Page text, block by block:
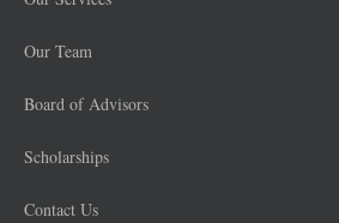
Our Team
Board of Advisors
Scholarships
Contact Us